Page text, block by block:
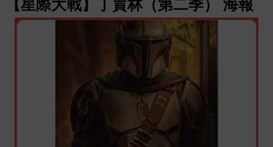
【星際大戰】丁賈林（第二季） 海報